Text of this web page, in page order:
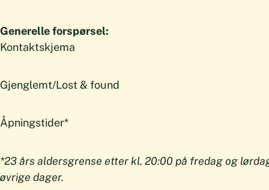
Generelle forspørsel:
Kontaktskjema
Gjenglemt/Lost & found
Åpningstider*
*23 års aldersgrense etter kl. 20:00 på fredag og
øvrige dager.